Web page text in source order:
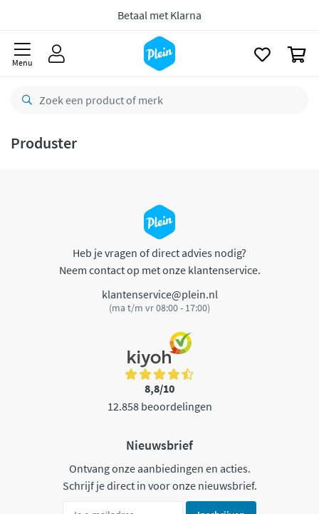
Betaal met Klarna
Menu
Produster
Heb je vragen of direct advies nodig?
Neem contact op met onze klantenservice.
klantenservice@plein.nl
(ma t/m vr 08:00 - 17:00)
8,8/10
12.858 beoordelingen
Nieuwsbrief
Ontvang onze aanbiedingen en acties.
Schrijf je direct in voor onze nieuwsbrief.